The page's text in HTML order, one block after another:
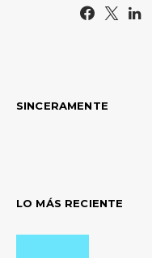
SINCERAMENTE
LO MÁS RECIENTE